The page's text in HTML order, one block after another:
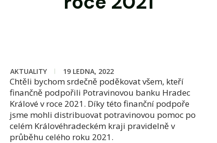
AKTUALITY 19 LEDNA, 2022
Chtěli bychom srdečně poděkovat všem, kteří
finančně podpořili Potravinovou banku Hradec
Králové v roce 2021. Díky této finanční podpoře
jsme mohli distribuovat potravinovou pomoc po
celém Královéhradeckém kraji pravidelně v
průběhu celého roku 2021.